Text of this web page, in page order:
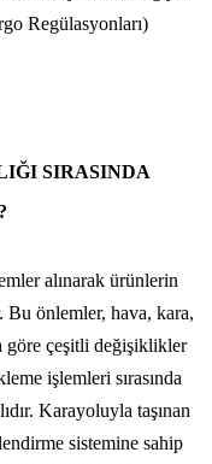
Regülasyonları)
SIRASINDA
alınarak ürünlerin
Bu önlemler, hava, kara,
göre çeşitli değişiklikler
işlemleri sırasında
Karayoluyla taşınan
sistemine sahip